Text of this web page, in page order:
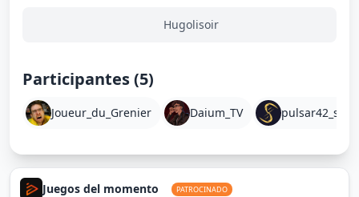
Hugolisoir
Participantes (5)
Joueur_du_Grenier Daium_TV pulsar42_sc
Juegos del momento PATROCINADO